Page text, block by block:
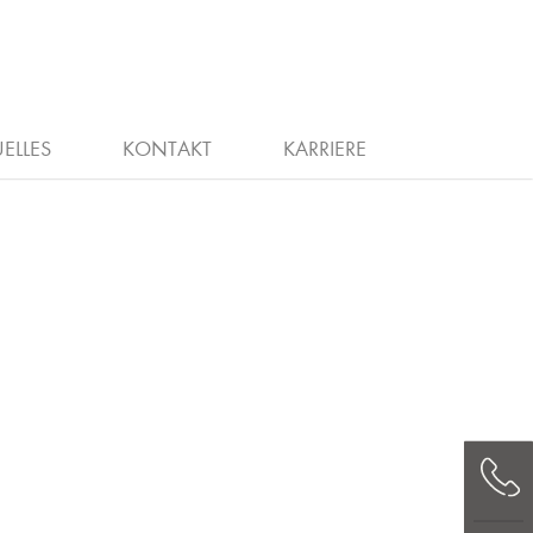
KONTAKT KARRIERE
STELLENANZEIGEN